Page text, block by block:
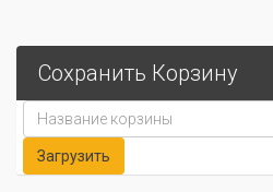
Сохранить Корзину